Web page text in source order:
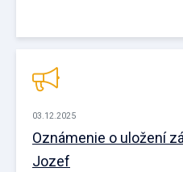
03.12.2025
Oznámenie o uložení
Jozef